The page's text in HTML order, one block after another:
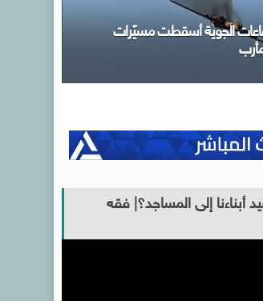
آخر موعد لتسجيل رغبات
الإلكترونى ولا مد لفترة التسجيل
أبناءنا إلى المساجد؟| فقه